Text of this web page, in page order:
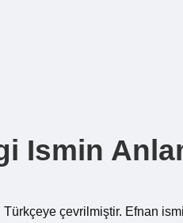
Ismin
çevrilmiştir. Efnan